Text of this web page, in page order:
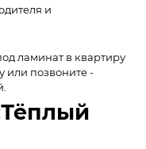
и
ламинат в квартиру
или позвоните -